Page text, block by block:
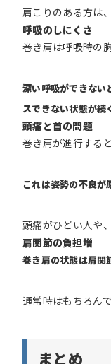
肩こりのある方は
呼吸のしにくさ
巻き肩は呼吸時の
深い呼吸ができない
スできない状態が続
頭痛と首の問題
巻き肩が進行する
これは姿勢の不良
頭痛がひどい人や
肩関節の負担増
巻き肩の状態は肩関
通常時はもちろん
まとめ